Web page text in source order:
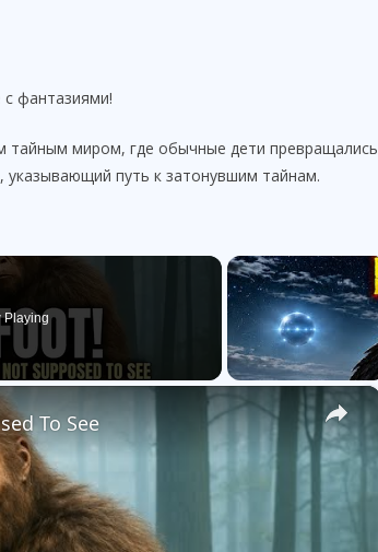
фантазиями!
тайным миром, где обычные дети превращались
путь к затонувшим тайнам.
Playing
×
To See